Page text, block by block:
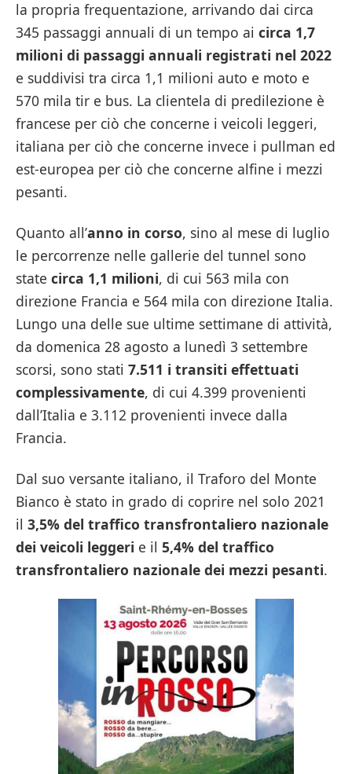
la propria frequentazione, arrivando dai circa
345 passaggi annuali di un tempo ai circa 1,7
milioni di passaggi annuali registrati nel 2022
e suddivisi tra circa 1,1 milioni auto e moto e
570 mila tir e bus. La clientela di predilezione è
francese per ciò che concerne i veicoli leggeri,
italiana per ciò che concerne invece i pullman ed
est-europea per ciò che concerne alfine i mezzi
pesanti.
Quanto all’anno in corso, sino al mese di luglio
le percorrenze nelle gallerie del tunnel sono
state circa 1,1 milioni, di cui 563 mila con
direzione Francia e 564 mila con direzione Italia.
Lungo una delle sue ultime settimane di attività,
da domenica 28 agosto a lunedì 3 settembre
scorsi, sono stati 7.511 i transiti effettuati
complessivamente, di cui 4.399 provenienti
dall’Italia e 3.112 provenienti invece dalla
Francia.
Dal suo versante italiano, il Traforo del Monte
Bianco è stato in grado di coprire nel solo 2021
il 3,5% del traffico transfrontaliero nazionale
dei veicoli leggeri e il 5,4% del traffico
transfrontaliero nazionale dei mezzi pesanti.